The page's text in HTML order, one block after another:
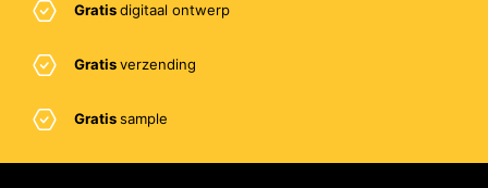
Gratisdigitaal ontwerp
Gratisverzending
Gratissample